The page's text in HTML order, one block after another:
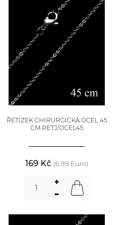
ŘETÍZEK CHIRURGICKÁ OCEL 45
CM RETJ/OCEL45
169 Kč (6,99 Euro)